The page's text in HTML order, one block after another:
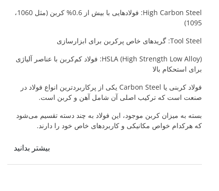
High Carbon Steel: فولادهایی با بیش از 0.6% کربن (مثل 1060،
1095)
Tool Steel: گریدهای خاص پرکربن برای ابزارسازی
HSLA (High Strength Low Alloy): فولاد کم‌کربن با عناصر آلیاژی
برای استحکام بالا
فولاد کربنی یا Carbon Steel یکی از پرکاربردترین انواع فولاد در
صنعت است که ترکیب اصلی آن شامل آهن و کربن است.
بسته به میزان کربن موجود، این فولاد به چند دسته تقسیم می‌شود
که هرکدام خواص مکانیکی و کاربردهای خاص خود را دارند.
بیشتر بدانید